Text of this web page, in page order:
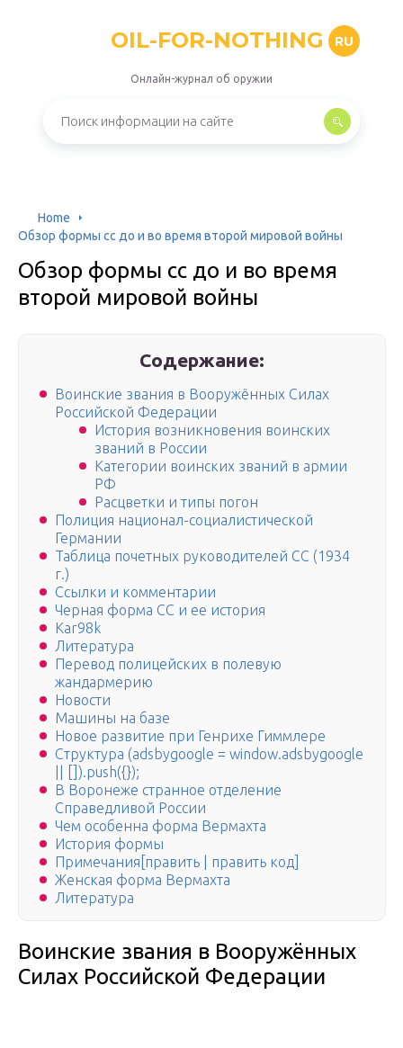
OIL-FOR-NOTHING RU
Онлайн-журнал об оружии
Home
Обзор формы сс до и во время второй мировой войны
Обзор формы сс до и во время
второй мировой войны
Содержание:
Воинские звания в Вооружённых Силах
Российской Федерации
История возникновения воинских
званий в России
Категории воинских званий в армии
РФ
Расцветки и типы погон
Полиция национал-социалистической
Германии
Таблица почетных руководителей СС (1934
г.)
Ссылки и комментарии
Черная форма СС и ее история
Kar98k
Литература
Перевод полицейских в полевую
жандармерию
Новости
Машины на базе
Новое развитие при Генрихе Гиммлере
Структура (adsbygoogle = window.adsbygoogle
|| []).push({});
В Воронеже странное отделение
Справедливой России
Чем особенна форма Вермахта
История формы
Примечания[править | править код]
Женская форма Вермахта
Литература
Воинские звания в Вооружённых
Силах Российской Федерации